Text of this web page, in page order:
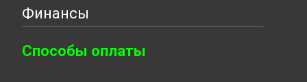
Финансы
Способы оплаты